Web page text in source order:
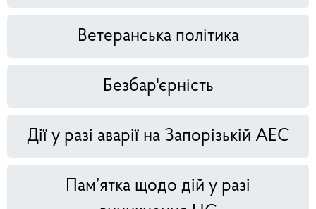
Ветеранська політика
Безбар'єрність
Дії у разі аварії на Запорізькій АЕС
Пам’ятка щодо дій у разі